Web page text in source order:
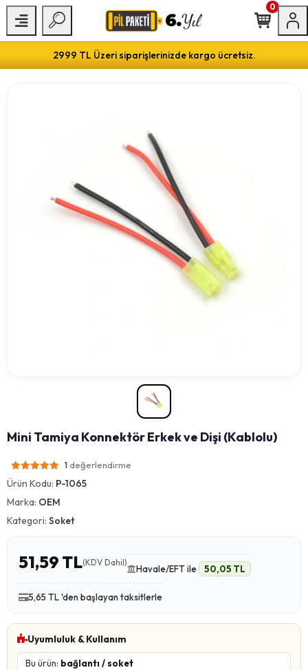
2999 TL Üzeri siparişlerinizde kargo ücretsiz.
0
Mini Tamiya Konnektör Erkek ve Dişi (Kablolu)
1 değerlendirme
Ürün Kodu: P-1065
Marka: OEM
Kategori: Soket
51,59 TL(KDV Dahil)
Havale/EFT ile 50,05 TL
5,65 TL 'den başlayan taksitlerle
Uyumluluk & Kullanım
Bu ürün: bağlantı / soket